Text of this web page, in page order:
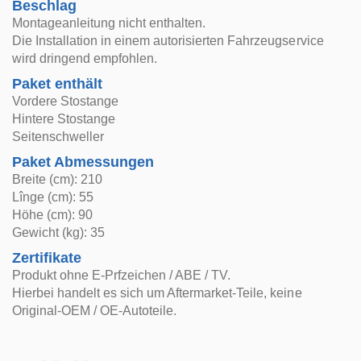
Beschlag
Montageanleitung nicht enthalten.
Die Installation in einem autorisierten Fahrzeugservice
wird dringend empfohlen.
Paket enthält
Vordere Stostange
Hintere Stostange
Seitenschweller
Paket Abmessungen
Breite (cm): 210
Lînge (cm): 55
Höhe (cm): 90
Gewicht (kg): 35
Zertifikate
Produkt ohne E-Prfzeichen / ABE / TV.
Hierbei handelt es sich um Aftermarket-Teile, keine
Original-OEM / OE-Autoteile.